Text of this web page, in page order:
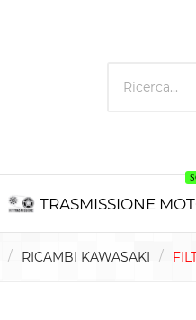
TRASMISSIONE
RICAMBI KAWASAKI